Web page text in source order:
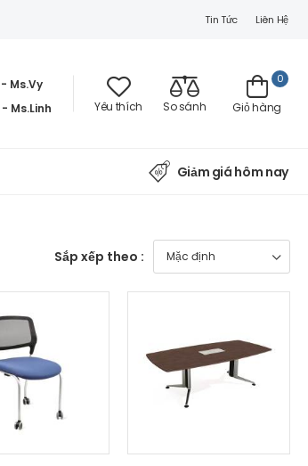
Tin Tức Liên Hệ
- Ms.Vy
- Ms.Linh Yêu thích So sánh
0
Giỏ hàng
Giảm giá hôm nay
Sắp xếp theo :